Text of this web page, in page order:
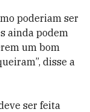
poderiam ser
ainda podem
um bom
disse a
ser feita